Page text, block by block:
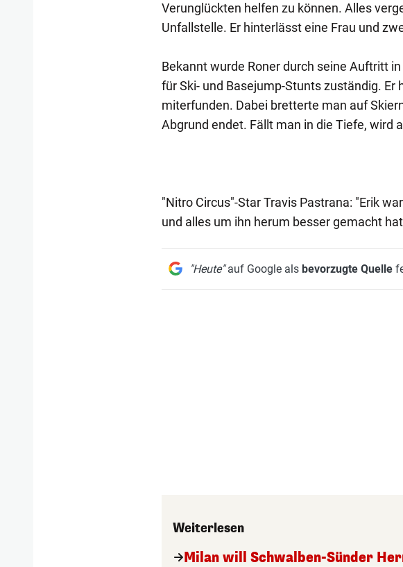
Verunglückten helfen zu können. Alles
Unfallstelle. Er hinterlässt eine Frau und
Bekannt wurde Roner durch seine Auftritt
für Ski- und Basejump-Stunts zuständig. Er
miterfunden. Dabei bretterte man auf
Abgrund endet. Fällt man in die Tiefe, wird
"Nitro Circus"-Star Travis Pastrana: "Erik
und alles um ihn herum besser gemacht
"Heute"auf Google als bevorzugte Quelle
Weiterlesen
Milan will Schwalben-Sünder